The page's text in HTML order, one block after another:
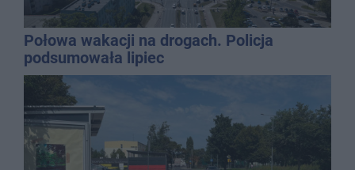
Połowa wakacji na drogach. Policja
podsumowała lipiec